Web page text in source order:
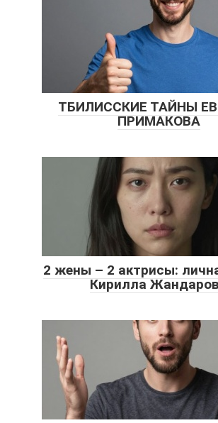
ТБИЛИССКИЕ ТАЙНЫ
ПРИМАКОВА
2 жены – 2 актрисы:
Кирилла